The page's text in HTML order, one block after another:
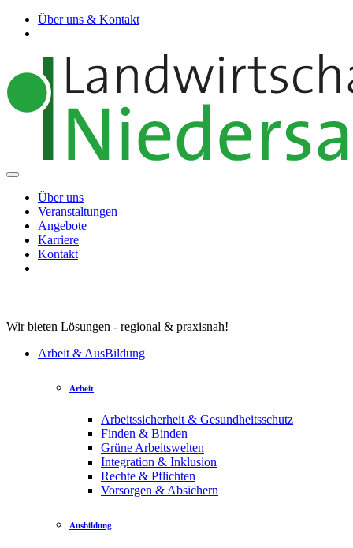
Über uns & Kontakt
Über uns
Veranstaltungen
Angebote
Karriere
Kontakt
Wir bieten Lösungen - regional & praxisnah!
Arbeit & AusBildung
Arbeit
Arbeitssicherheit & Gesundheitsschutz
Finden & Binden
Grüne Arbeitswelten
Integration & Inklusion
Rechte & Pflichten
Vorsorgen & Absichern
Ausbildung